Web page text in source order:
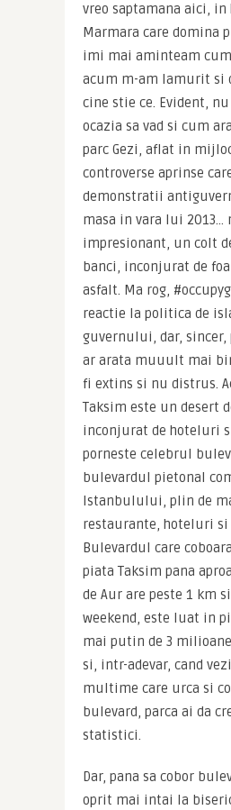
vreo saptamana aici,
Marmara care domina
imi mai aminteam
acum m-am lamurit si
cine stie ce. Evident,
ocazia sa vad si cum
parc Gezi, aflat in
controverse aprinse
demonstratii
masa in vara lui 2013…
impresionant, un colt
banci, inconjurat de
asfalt. Ma rog,
reactie la politica de
guvernului, dar, sincer,
ar arata muuult mai
fi extins si nu distrus.
Taksim este un desert
inconjurat de hoteluri
porneste celebrul
bulevardul pietonal
Istanbulului, plin de
restaurante, hoteluri si
Bulevardul care
piata Taksim pana
de Aur are peste 1 km
weekend, este luat in
mai putin de 3
si, intr-adevar, cand
multime care urca si
bulevard, parca ai da
statistici.
Dar, pana sa cobor
oprit mai intai la